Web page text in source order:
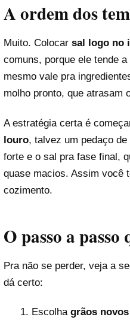
A ordem dos
Muito. Colocar sal logo no
comuns, porque ele tende
mesmo vale pra
molho pronto, que atrasam
A estratégia certa é
louro, talvez um pedaço
forte e o sal pra fase final,
quase macios. Assim você
cozimento.
O passo a
Pra não se perder, veja a
dá certo:
Escolha grãos novos